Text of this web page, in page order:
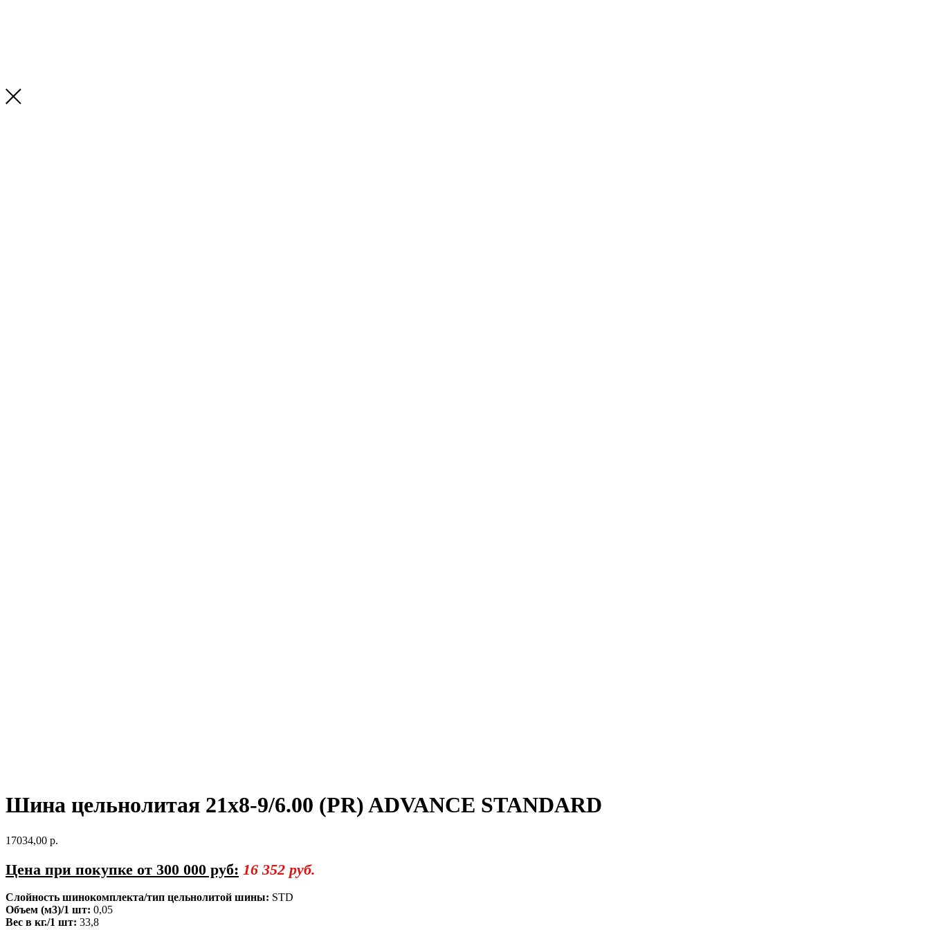
Шина цельнолитая 21x8-9/6.00 (PR) ADVANCE STANDARD
17034,00 р.
Цена при покупке от 300 000 руб: 16 352 руб.
Слойность шинокомплекта/тип цельнолитой шины: STD
Объем (м3)/1 шт: 0,05
Вес в кг./1 шт: 33,8